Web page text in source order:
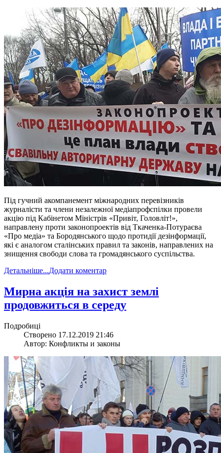
Під гучний акомпанемент міжнародних перевізників
журналісти та члени незалежної медіапрофспілки провели
акцію під Кабінетом Міністрів «Привіт, Головліт!»,
направлену проти законопроектів від Ткаченка-Потураєва
«Про медіа» та Бородянського щодо протидії дезінформації,
які є аналогом сталінських правил та законів, направлених на
знищення свободи слова та громадянського суспільства.
Детальніше...Додати коментар
​Мирна акція на захист землі
продовжиться в середу
Подробиці
Створено 17.12.2019 21:46
Автор: Конфликты и законы